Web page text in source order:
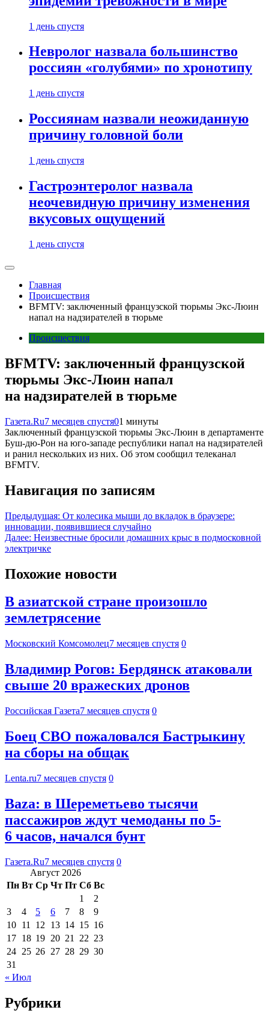
1 день спустя
Невролог назвала большинство
россиян «голубями» по хронотипу
1 день спустя
Россиянам назвали неожиданную
причину головной боли
1 день спустя
Гастроэнтеролог назвала
неочевидную причину изменения
вкусовых ощущений
1 день спустя
Главная
Происшествия
BFMTV: заключенный французской тюрьмы Экс-Люин
напал на надзирателей в тюрьме
Происшествия
BFMTV: заключенный французской
тюрьмы Экс-Люин напал
на надзирателей в тюрьме
Газета.Ru7 месяцев спустя01 минуты
Заключенный французской тюрьмы Экс-Люин в департаменте
Буш-дю-Рон на юго-западе республики напал на надзирателей
и ранил нескольких из них. Об этом сообщил телеканал
BFMTV.
Навигация по записям
Предыдущая: От колесика мыши до вкладок в браузере:
инновации, появившиеся случайно
Далее: Неизвестные бросили домашних крыс в подмосковной
электричке
Похожие новости
В азиатской стране произошло
землетрясение
Московский Комсомолец7 месяцев спустя 0
Владимир Рогов: Бердянск атаковали
свыше 20 вражеских дронов
Российская Газета7 месяцев спустя 0
Боец СВО пожаловался Бастрыкину
на сборы на общак
Lenta.ru7 месяцев спустя 0
Baza: в Шереметьево тысячи
пассажиров ждут чемоданы по 5-
6 часов, начался бунт
Газета.Ru7 месяцев спустя 0
Август 2026
Пн Вт Ср Чт Пт Сб Вс
1
2
3
4 5 6 7 8
9
10 11 12 13 14 15 16
17 18 19 20 21 22 23
24 25 26 27 28 29 30
31
« Июл
Рубрики